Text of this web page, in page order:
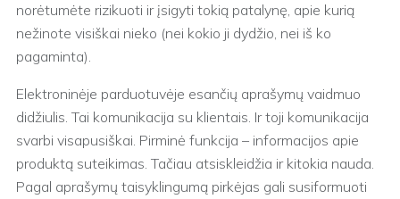
norėtumėte rizikuoti ir įsigyti tokią patalynę, apie kurią
nežinote visiškai nieko (nei kokio ji dydžio, nei iš ko
pagaminta).
Elektroninėje parduotuvėje esančių aprašymų vaidmuo
didžiulis. Tai komunikacija su klientais. Ir toji komunikacija
svarbi visapusiškai. Pirminė funkcija – informacijos apie
produktą suteikimas. Tačiau atsiskleidžia ir kitokia nauda.
Pagal aprašymų taisyklingumą pirkėjas gali susiformuoti